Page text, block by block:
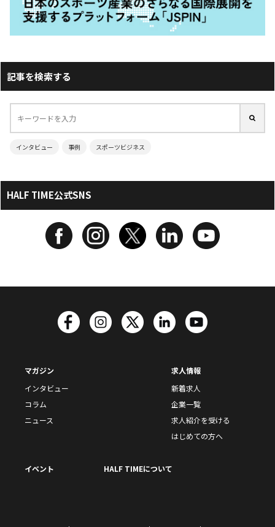
記事を検索する
インタビュー 事例 スポーツビジネス
HALF TIME公式SNS
マガジン
インタビュー
コラム
ニュース
求人情報
新着求人
企業一覧
求人紹介を受ける
はじめての方へ
イベント HALF TIMEについて